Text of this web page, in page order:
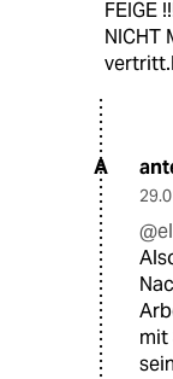
FEIGE
NICHT
A
mit